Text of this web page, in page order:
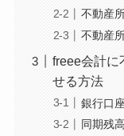
不動産
不動産
freee会計に
せる方法
銀行口
同期残